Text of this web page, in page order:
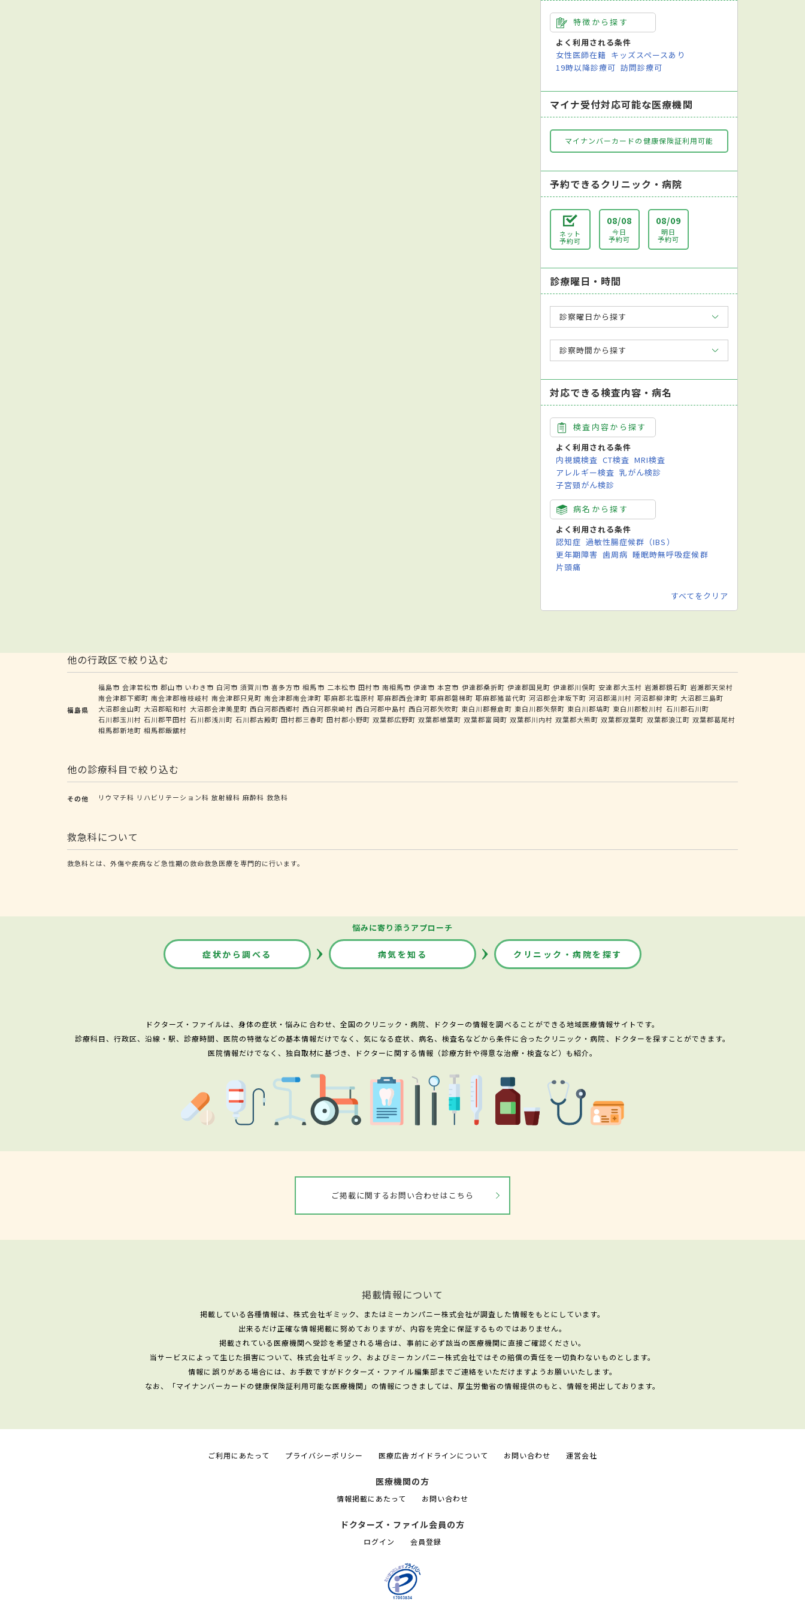
特徴から探す
よく利用される条件
女性医師在籍 キッズスペースあり
19時以降診療可 訪問診療可
マイナ受付対応可能な医療機関
マイナンバーカードの健康保険証利用可能
予約できるクリニック・病院
ネット
予約可
08/08
今日
予約可
08/09
明日
予約可
診療曜日・時間
診察曜日から探す
診察時間から探す
対応できる検査内容・病名
検査内容から探す
よく利用される条件
内視鏡検査 CT検査 MRI検査
アレルギー検査 乳がん検診
子宮頸がん検診
病名から探す
よく利用される条件
認知症 過敏性腸症候群（IBS）
更年期障害 歯周病 睡眠時無呼吸症候群
片頭痛
すべてをクリア
他の行政区で絞り込む
福島県
福島市 会津若松市 郡山市 いわき市 白河市 須賀川市 喜多方市 相馬市 二本松市 田村市 南相馬市 伊達市 本宮市 伊達郡桑折町 伊達郡国見町 伊達郡川俣町 安達郡大玉村 岩瀬郡鏡石町 岩瀬郡天栄村
南会津郡下郷町 南会津郡檜枝岐村 南会津郡只見町 南会津郡南会津町 耶麻郡北塩原村 耶麻郡西会津町 耶麻郡磐梯町 耶麻郡猪苗代町 河沼郡会津坂下町 河沼郡湯川村 河沼郡柳津町 大沼郡三島町
大沼郡金山町 大沼郡昭和村 大沼郡会津美里町 西白河郡西郷村 西白河郡泉崎村 西白河郡中島村 西白河郡矢吹町 東白川郡棚倉町 東白川郡矢祭町 東白川郡塙町 東白川郡鮫川村 石川郡石川町
石川郡玉川村 石川郡平田村 石川郡浅川町 石川郡古殿町 田村郡三春町 田村郡小野町 双葉郡広野町 双葉郡楢葉町 双葉郡富岡町 双葉郡川内村 双葉郡大熊町 双葉郡双葉町 双葉郡浪江町 双葉郡葛尾村
相馬郡新地町 相馬郡飯舘村
他の診療科目で絞り込む
その他 リウマチ科 リハビリテーション科 放射線科 麻酔科 救急科
救急科について
救急科とは、外傷や疾病など急性期の救命救急医療を専門的に行います。
悩みに寄り添うアプローチ
症状から調べる 病気を知る クリニック・病院を探す
ドクターズ・ファイルは、身体の症状・悩みに合わせ、全国のクリニック・病院、ドクターの情報を調べることができる地域医療情報サイトです。
診療科目、行政区、沿線・駅、診療時間、医院の特徴などの基本情報だけでなく、気になる症状、病名、検査名などから条件に合ったクリニック・病院、ドクターを探すことができます。
医院情報だけでなく、独自取材に基づき、ドクターに関する情報（診療方針や得意な治療・検査など）も紹介。
ご掲載に関するお問い合わせはこちら
掲載情報について
掲載している各種情報は、株式会社ギミック、またはミーカンパニー株式会社が調査した情報をもとにしています。
出来るだけ正確な情報掲載に努めておりますが、内容を完全に保証するものではありません。
掲載されている医療機関へ受診を希望される場合は、事前に必ず該当の医療機関に直接ご確認ください。
当サービスによって生じた損害について、株式会社ギミック、およびミーカンパニー株式会社ではその賠償の責任を一切負わないものとします。
情報に誤りがある場合には、お手数ですがドクターズ・ファイル編集部までご連絡をいただけますようお願いいたします。
なお、「マイナンバーカードの健康保険証利用可能な医療機関」の情報につきましては、厚生労働省の情報提供のもと、情報を掲出しております。
ご利用にあたって プライバシーポリシー 医療広告ガイドラインについて お問い合わせ 運営会社
医療機関の方
情報掲載にあたって お問い合わせ
ドクターズ・ファイル会員の方
ログイン 会員登録